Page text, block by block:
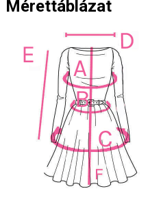
Mérettáblázat